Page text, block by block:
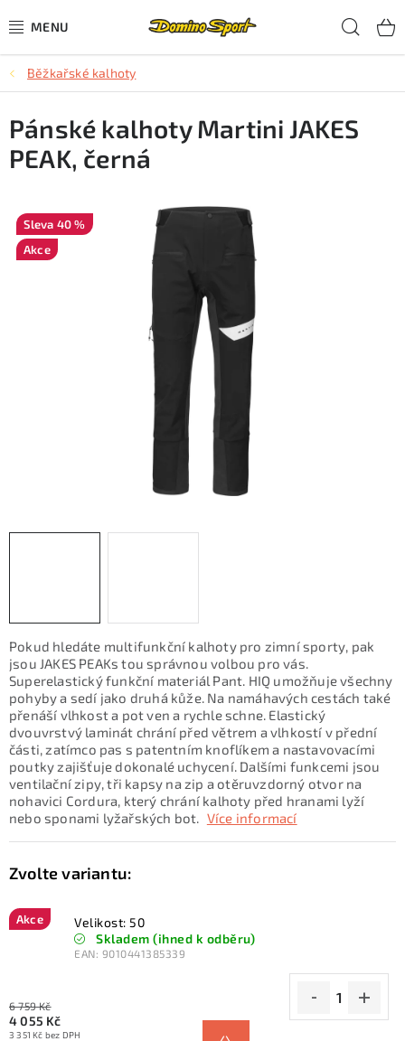
na
CYKLISTIKA
SJEZDOVÉ LYŽOVÁNÍ
SKIALPOVÉ LYŽOVÁNÍ
BĚŽECKÉ LYŽOVÁNÍ
OBLEČENÍ A OBUV
CYKLO Servis
Běžkařské kalhoty
Pokud hledáte multifunkční kalhoty pro zimní sporty, pak
jsou JAKES PEAKs tou správnou volbou pro vás.
Superelastický funkční materiál Pant. HIQ umožňuje všechny
pohyby a sedí jako druhá kůže. Na namáhavých cestách také
přenáší vlhkost a pot ven a rychle schne. Elastický
dvouvrstvý laminát chrání před větrem a vlhkostí v přední
části, zatímco pas s patentním knoflíkem a nastavovacími
poutky zajišťuje dokonalé uchycení. Dalšími funkcemi jsou
ventilační zipy, tři kapsy na zip a otěruvzdorný otvor na
nohavici Cordura, který chrání kalhoty před hranami lyží
nebo sponami lyžařských bot. Více informací
Akce
Velikost: 50
Skladem (ihned k odběru)
EAN: 9010441385339
6 759 Kč
4 055 Kč
3 351 Kč bez DPH
Pánské kalhoty Martini JAKES
PEAK, černá
40 %
Akce